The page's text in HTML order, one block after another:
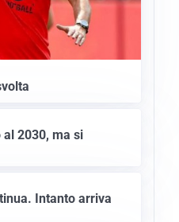
2030, ma si
Intanto arriva